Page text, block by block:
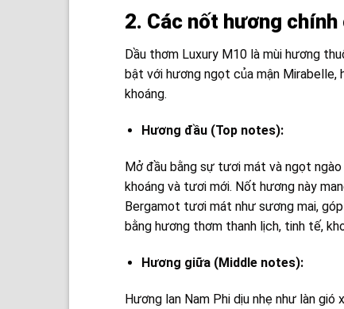
2. Các nốt hương
Dầu thơm Luxury M10 là mùi hương
bật với hương ngọt của mận Mirabelle,
khoáng.
Hương đầu (Top notes):
Mở đầu bằng sự tươi mát và ngọt
khoáng và tươi mới. Nốt hương này
Bergamot tươi mát như sương mai,
bằng hương thơm thanh lịch, tinh tế,
Hương giữa (Middle notes):
Hương lan Nam Phi dịu nhẹ như làn